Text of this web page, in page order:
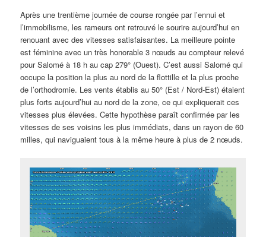
Après une trentième journée de course rongée par l’ennui et
l’immobilisme, les rameurs ont retrouvé le sourire aujourd’hui en
renouant avec des vitesses satisfaisantes. La meilleure pointe
est féminine avec un très honorable 3 nœuds au compteur relevé
pour Salomé à 18 h au cap 279° (Ouest). C’est aussi Salomé qui
occupe la position la plus au nord de la flottille et la plus proche
de l’orthodromie. Les vents établis au 50° (Est / Nord-Est) étaient
plus forts aujourd’hui au nord de la zone, ce qui expliquerait ces
vitesses plus élevées. Cette hypothèse paraît confirmée par les
vitesses de ses voisins les plus immédiats, dans un rayon de 60
milles, qui naviguaient tous à la même heure à plus de 2 nœuds.